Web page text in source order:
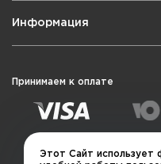
Информация
Принимаем к оплате
Этот Сайт использует